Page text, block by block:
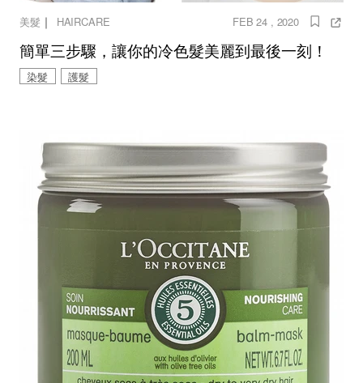
美髮 ｜ HAIRCARE FEB 24 , 2020
簡單三步驟，讓你的冷色髮美麗到最後一刻！
染髮 護髮